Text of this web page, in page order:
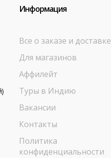
Информация
Все о заказе и доставке
Для магазинов
Аффилейт
Туры в Индию
Вакансии
Контакты
Политика
конфиденциальности